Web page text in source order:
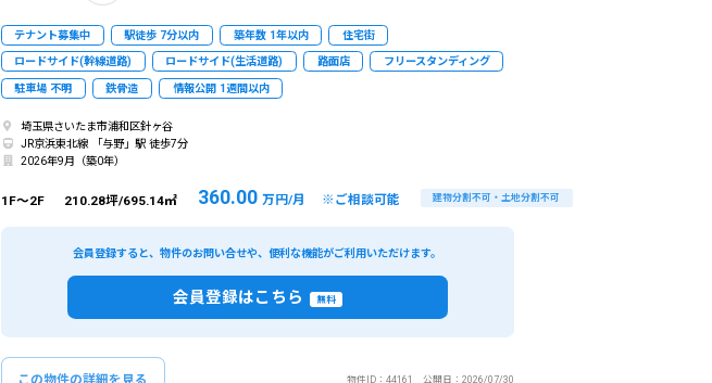
テナント募集中 駅徒歩 7分以内 築年数 1年以内 住宅街
ロードサイド(幹線道路) ロードサイド(生活道路) 路面店 フリースタンディング
駐車場 不明 鉄骨造 情報公開 1週間以内
埼玉県さいたま市浦和区針ヶ谷
JR京浜東北線 「与野」駅 徒歩7分
2026年9月（築0年）
1F～2F 210.28坪/695.14㎡ 360.00 万円/月 ※ご相談可能 建物分割不可・土地分割不可
会員登録すると、物件のお問い合せや、便利な機能がご利用いただけます。
会員登録はこちら 無料
物件ID：44161 公開日：2026/07/30
この物件の詳細を見る